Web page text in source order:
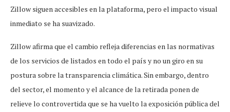
Zillow siguen accesibles en la plataforma, pero el impacto visual
inmediato se ha suavizado.
Zillow afirma que el cambio refleja diferencias en las normativas
de los servicios de listados en todo el país y no un giro en su
postura sobre la transparencia climática. Sin embargo, dentro
del sector, el momento y el alcance de la retirada ponen de
relieve lo controvertida que se ha vuelto la exposición pública del